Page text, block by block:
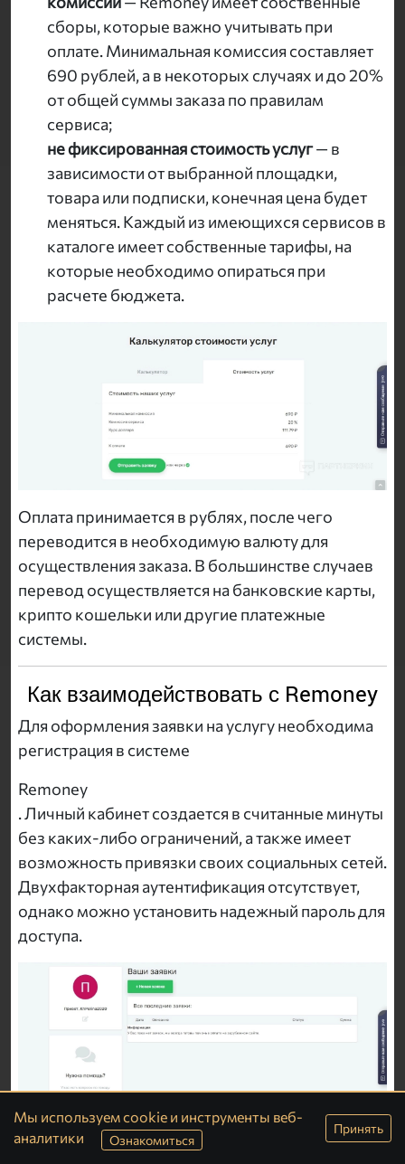
сборы, которые важно учитывать при
оплате. Минимальная комиссия составляет
690 рублей, а в некоторых случаях и до 20%
от общей суммы заказа по правилам
сервиса;
не фиксированная стоимость услуг— в
зависимости от выбранной площадки,
товара или подписки, конечная цена будет
меняться. Каждый из имеющихся сервисов в
каталоге имеет собственные тарифы, на
которые необходимо опираться при
расчете бюджета.
Оплата принимается в рублях, после чего
переводится в необходимую валюту для
осуществления заказа. В большинстве случаев
перевод осуществляется на банковские карты,
крипто кошельки или другие платежные
системы.
Как взаимодействовать с Remoney
Для оформления заявки на услугу необходима
регистрация в системе
Remoney
. Личный кабинет создается в считанные минуты
без каких-либо ограничений, а также имеет
возможность привязки своих социальных сетей.
Двухфакторная аутентификация отсутствует,
однако можно установить надежный пароль для
доступа.
В профиле пользователю доступна полная
Мы используем cookie и инструменты веб-
аналитики
Ознакомиться
Принять